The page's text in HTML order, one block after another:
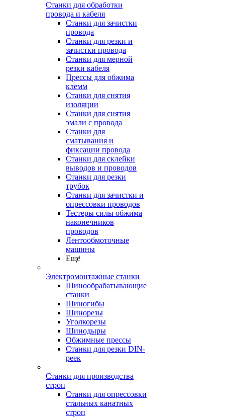
Станки для обработки
провода и кабеля
Станки для зачистки
провода
Станки для резки и
зачистки провода
Станки для мерной
резки кабеля
Прессы для обжима
клемм
Станки для снятия
изоляции
Станки для снятия
эмали с провода
Станки для
сматывания и
фиксации провода
Станки для склейки
выводов и проводов
Станки для резки
трубок
Станки для зачистки и
опрессовки проводов
Тестеры силы обжима
наконечников
проводов
Лентообмоточные
машины
Ещё
Электромонтажные станки
Шинообрабатывающие
станки
Шиногибы
Шинорезы
Уголкорезы
Шинодыры
Обжимные прессы
Станки для резки DIN-
реек
Станки для производства
строп
Станки для опрессовки
стальных канатных
строп